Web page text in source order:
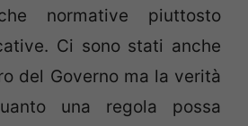
normative piuttosto
Ci sono stati anche
del Governo ma la verità
una regola possa